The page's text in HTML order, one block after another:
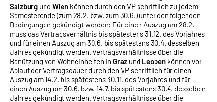
Salzburg und Wien können durch den VP schriftlich zu jedem
Semesterende (zum 28.2. bzw. zum 30.6.) unter den folgenden
Bedingungen gekündigt werden: Für einen Auszug am 28.2.
muss das Vertragsverhältnis bis spätestens 31.12. des Vorjahres
und für einen Auszug am 30.6. bis spätestens 30.4. desselben
Jahres gekündigt werden. Vertragsverhältnisse über die
Benützung von Wohneinheiten in Graz und Leoben können vor
Ablauf der Vertragsdauer durch den VP schriftlich für einen
Auszug am 14.2. bis spätestens 30.11. des Vorjahres und für
einen Auszug am 30.6. bzw. 14.7. bis spätestens 30.4. desselben
Jahres gekündigt werden. Vertragsverhältnisse über die